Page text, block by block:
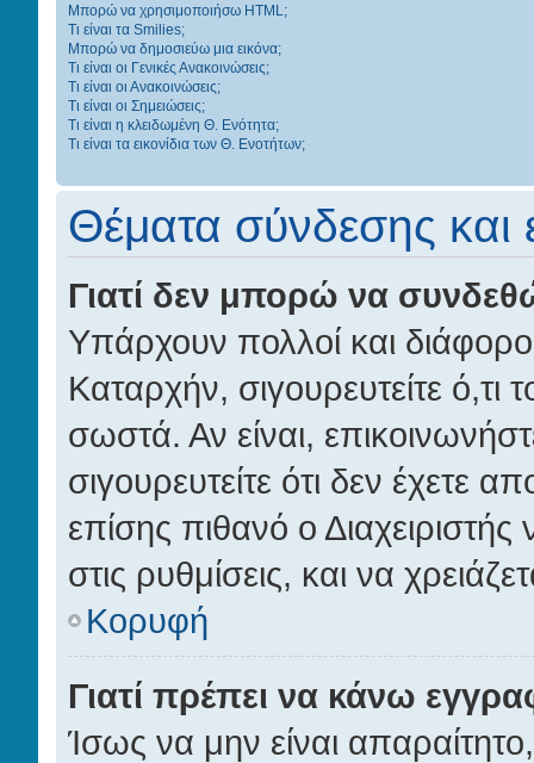
Μπορώ να χρησιμοποιήσω HTML;
Τι είναι τα Smilies;
Μπορώ να δημοσιεύω μια εικόνα;
Τι είναι οι Γενικές Ανακοινώσεις;
Τι είναι οι Ανακοινώσεις;
Τι είναι οι Σημειώσεις;
Τι είναι η κλειδωμένη Θ. Ενότητα;
Τι είναι τα εικονίδια των Θ. Ενοτήτων;
Θέματα σύνδεσης και
Γιατί δεν μπορώ να
Υπάρχουν πολλοί και
Καταρχήν, σιγουρευτείτε ό,τι
σωστά. Αν είναι,
σιγουρευτείτε ότι δεν έχετε
επίσης πιθανό ο
στις ρυθμίσεις, και να
Κορυφή
Γιατί πρέπει να κάνω
Ίσως να μην είναι